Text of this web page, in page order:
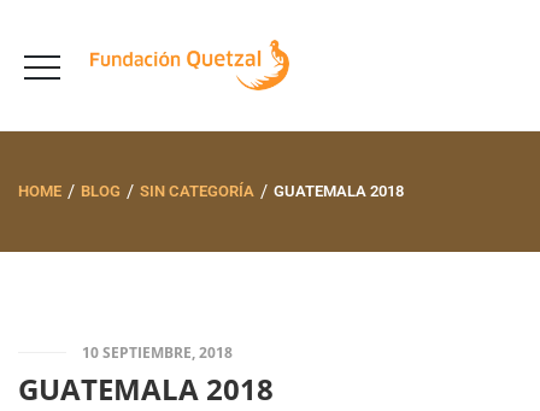
HOME BLOG SIN CATEGORÍA GUATEMALA 2018
10 SEPTIEMBRE, 2018
GUATEMALA 2018